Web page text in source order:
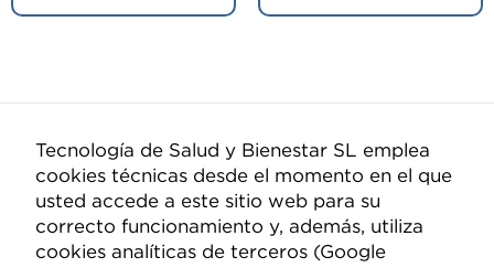
Compañía
Quiénes somos
Tecnología de Salud y Bienestar SL emplea
cookies técnicas desde el momento en el que
usted accede a este sitio web para su
correcto funcionamiento y, además, utiliza
cookies analíticas de terceros (Google